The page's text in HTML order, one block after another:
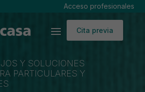
Acceso profesionales
Cita previa
Y SOLUCIONES
PARTICULARES Y